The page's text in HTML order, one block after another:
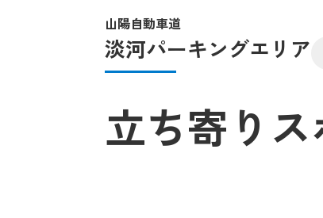
山陽自動車道
淡河パーキングエリア
立ち寄りス